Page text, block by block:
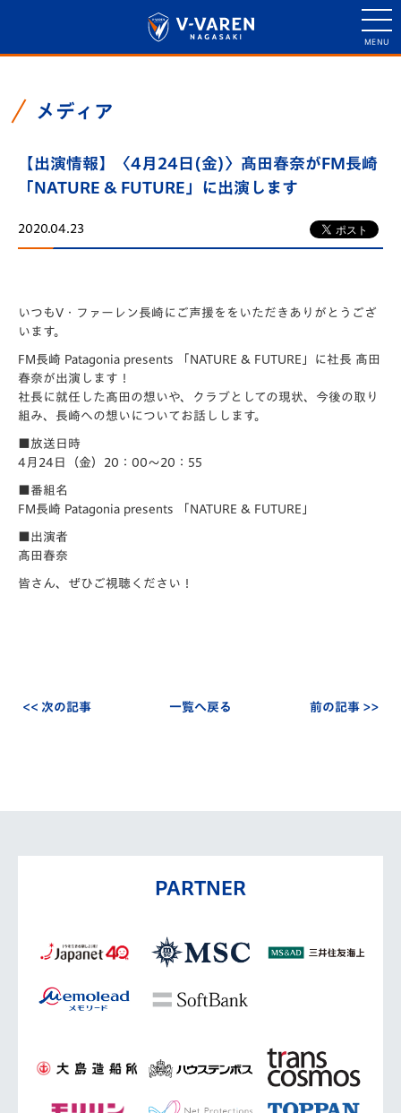
メディア
【出演情報】〈4月24日(金)〉髙田春奈がFM長崎
「NATURE & FUTURE」に出演します
2020.04.23
いつもV・ファーレン長崎にご声援ををいただきありがとうござ
います。
FM長崎 Patagonia presents 「NATURE & FUTURE」に社長 髙田
春奈が出演します！
社長に就任した髙田の想いや、クラブとしての現状、今後の取り
組み、長崎への想いについてお話しします。
■放送日時
4月24日（金）20：00～20：55
■番組名
FM長崎 Patagonia presents 「NATURE & FUTURE」
■出演者
髙田春奈
皆さん、ぜひご視聴ください！
<< 次の記事 一覧へ戻る 前の記事 >>
PARTNER